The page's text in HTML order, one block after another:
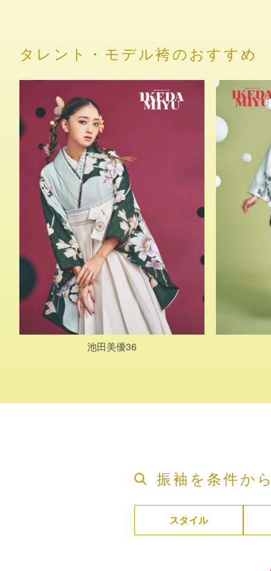
タレント・モデル袴のおすすめ
池田美優36
振袖を条件か
スタイル